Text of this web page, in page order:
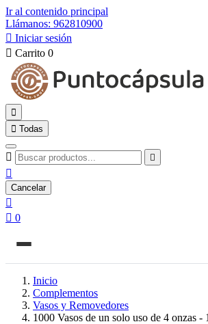
Ir al contenido principal
Llámanos: 962810900
 Iniciar sesión
 Carrito 0

 Todas
 

Cancelar

 0
Inicio
Complementos
Vasos y Removedores
1000 Vasos de un solo uso de 4 onzas -